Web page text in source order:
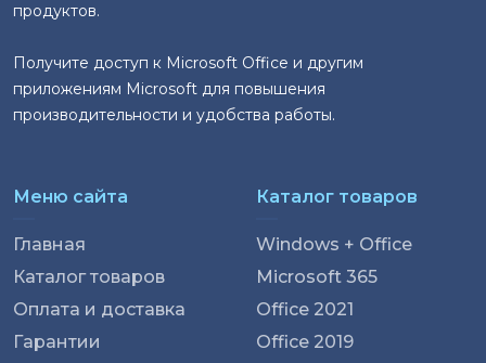
продуктов.
Получите доступ к Microsoft Office и другим
приложениям Microsoft для повышения
производительности и удобства работы.
Меню сайта
Главная
Каталог товаров
Оплата и доставка
Гарантии
Каталог товаров
Windows + Office
Microsoft 365
Office 2021
Office 2019